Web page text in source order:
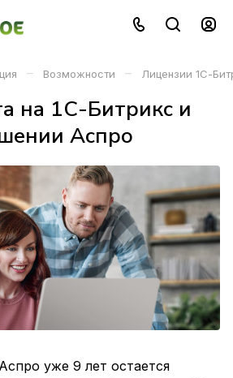
– Возможности – Лицензии 1С-
на 1С-Битрикс и
Аспро
уже 9 лет остается